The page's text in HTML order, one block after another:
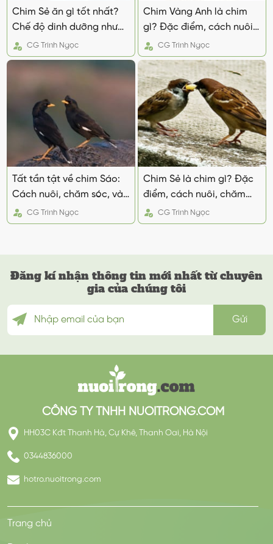
Chim Sẻ ăn gì tốt nhất?
Chế độ dinh dưỡng như
thế nào là hợp lý?
CGTrinh Ngọc
Chim Vàng Anh là chim
gì? Đặc điểm, cách nuôi,
giá cả, mua ở đâu
CG Trinh Ngọc
Tất tần tật về chim Sáo:
Cách nuôi, chăm sóc, và
giá cả
CGTrinh Ngọc
Chim Sẻ là chim gì? Đặc
điểm, cách nuôi, chăm
sóc, giá bao nhiêu?
CG Trinh Ngọc
Đăng kí nhận thông tin mới nhất từ chuyên
gia của chúng tôi
CÔNG TY TNHH NUOITRONG.COM
HH03C Kđt Thanh Hà, Cự Khê, Thanh Oai, Hà Nội
0344836000
hotro.nuoitrong.com
Trang chủ